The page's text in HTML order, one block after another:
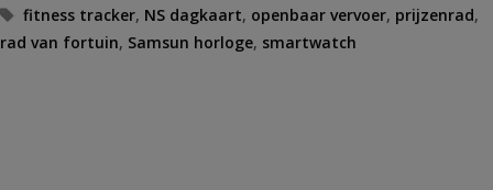
Tags
fitness tracker, NS dagkaart, openbaar vervoer, prijzenrad,
rad van fortuin, Samsun horloge, smartwatch